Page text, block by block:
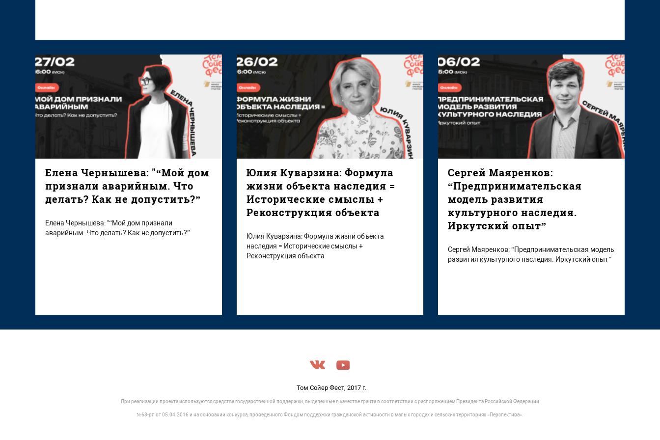
Елена Чернышева: "“Мой дом
признали аварийным. Что
делать? Как не допустить?”
Елена Чернышева: "“Мой дом признали
аварийным. Что делать? Как не допустить?”
Юлия Куварзина: Формула
жизни объекта наследия =
Исторические смыслы +
Реконструкция объекта
Юлия Куварзина: Формула жизни объекта
наследия = Исторические смыслы +
Реконструкция объекта
Сергей Маяренков:
“Предпринимательская
модель развития
культурного наследия.
Иркутский опыт”
Сергей Маяренков: “Предпринимательская модель
развития культурного наследия. Иркутский опыт”
Том Сойер Фест, 2017 г.
При реализации проекта используются средства государственной поддержки, выделенные в качестве гранта в соответствии c распоряжением Президента Российской Федерации
№68-рп от 05.04.2016 и на основании конкурса, проведенного Фондом поддержки гражданской активности в малых городах и сельских территориях «Перспектива».